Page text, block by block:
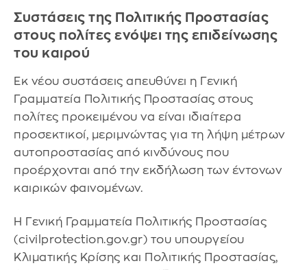
Συστάσεις της Πολιτικής Προστασίας
στους πολίτες ενόψει της επιδείνωσης
του καιρού
Εκ νέου συστάσεις απευθύνει η Γενική
Γραμματεία Πολιτικής Προστασίας στους
πολίτες προκειμένου να είναι ιδιαίτερα
προσεκτικοί, μεριμνώντας για τη λήψη μέτρων
αυτοπροστασίας από κινδύνους που
προέρχονται από την εκδήλωση των έντονων
καιρικών φαινομένων.
Η Γενική Γραμματεία Πολιτικής Προστασίας
(civilprotection.gov.gr) του υπουργείου
Κλιματικής Κρίσης και Πολιτικής Προστασίας,